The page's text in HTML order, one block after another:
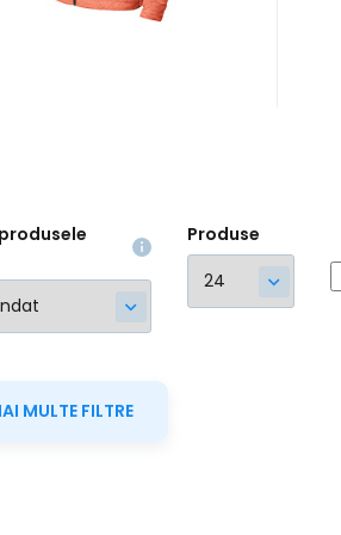
Produse
MULTE FILTRE